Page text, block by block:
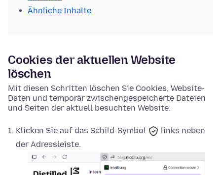
Ähnliche Inhalte
Cookies der aktuellen Website
löschen
Mit diesen Schritten löschen Sie Cookies, Website-
Daten und temporär zwischengespeicherte Dateien
und Seiten der aktuell besuchten Website:
Klicken Sie auf das Schild-Symbol
links neben
der Adressleiste.